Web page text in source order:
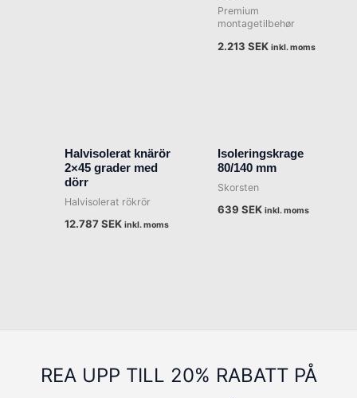
Premium
montagetilbehør
2.213SEK inkl. moms
Halvisolerat knärör
2×45 grader med
dörr
Halvisolerat rökrör
12.787SEK inkl. moms
Isoleringskrage
80/140 mm
Skorsten
639SEK inkl. moms
REA UPP TILL 20% RABATT PÅ